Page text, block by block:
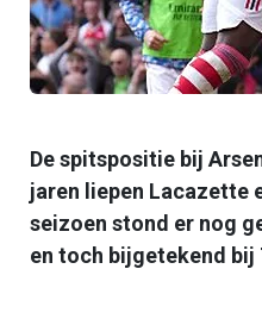
De spitspositie bij
jaren liepen Lacazette
seizoen stond er nog
en toch bijgetekend bij